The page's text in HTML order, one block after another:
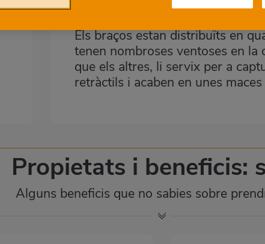
totalment coberta per carn.
Els braços estan distribuïts en
tenen nombroses ventoses en la
que els altres, li servix per a
retràctils i acaben en unes
Propietats i beneficis:
Alguns beneficis que no sabies sobre